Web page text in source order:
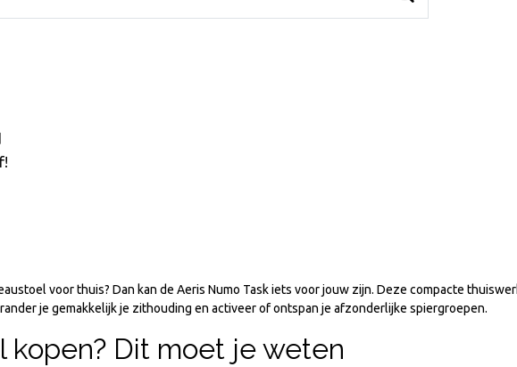
voor thuis? Dan kan de Aeris Numo Task iets voor jouw zijn. Deze compacte
je gemakkelijk je zithouding en activeer of ontspan je afzonderlijke spiergroepen.
kopen? Dit moet je weten